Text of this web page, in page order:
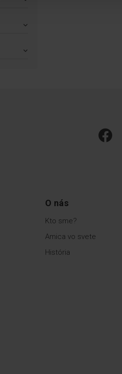
O nás
Kto sme?
Amica vo svete
História